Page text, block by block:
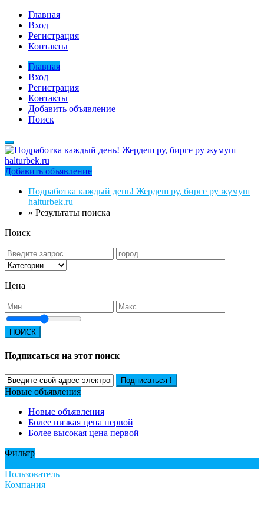
Главная
Вход
Регистрация
Контакты
Главная
Вход
Регистрация
Контакты
Добавить объявление
Поиск
Добавить объявление
Подработка каждый день! Жердеш ру, бирге ру жумуш
halturbek.ru
» Результаты поиска
Поиск
Цена
ПОИСК
Подписаться на этот поиск
Подписаться !
Новые объявления
Новые объявления
Более низкая цена первой
Более высокая цена первой
Фильтр
Пользователь
Компания